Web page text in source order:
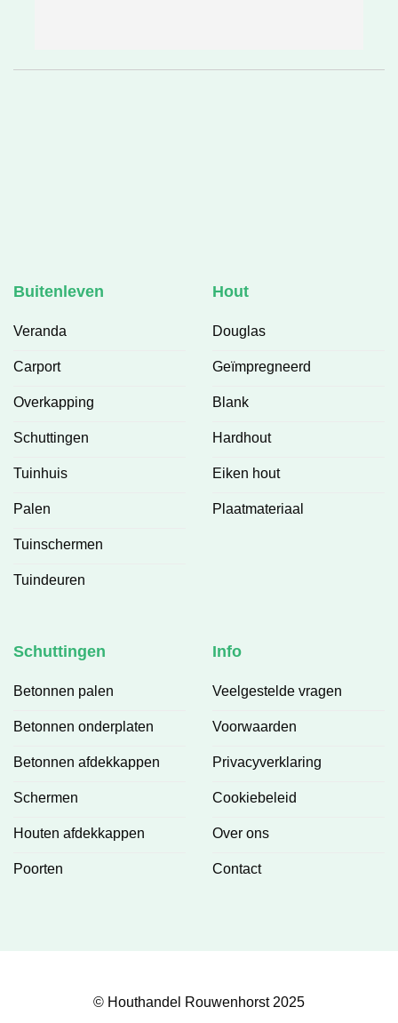
Buitenleven
Veranda
Carport
Overkapping
Schuttingen
Tuinhuis
Palen
Tuinschermen
Tuindeuren
Hout
Douglas
Geïmpregneerd
Blank
Hardhout
Eiken hout
Plaatmateriaal
Schuttingen
Betonnen palen
Betonnen onderplaten
Betonnen afdekkappen
Schermen
Houten afdekkappen
Poorten
Info
Veelgestelde vragen
Voorwaarden
Privacyverklaring
Cookiebeleid
Over ons
Contact
© Houthandel Rouwenhorst 2025